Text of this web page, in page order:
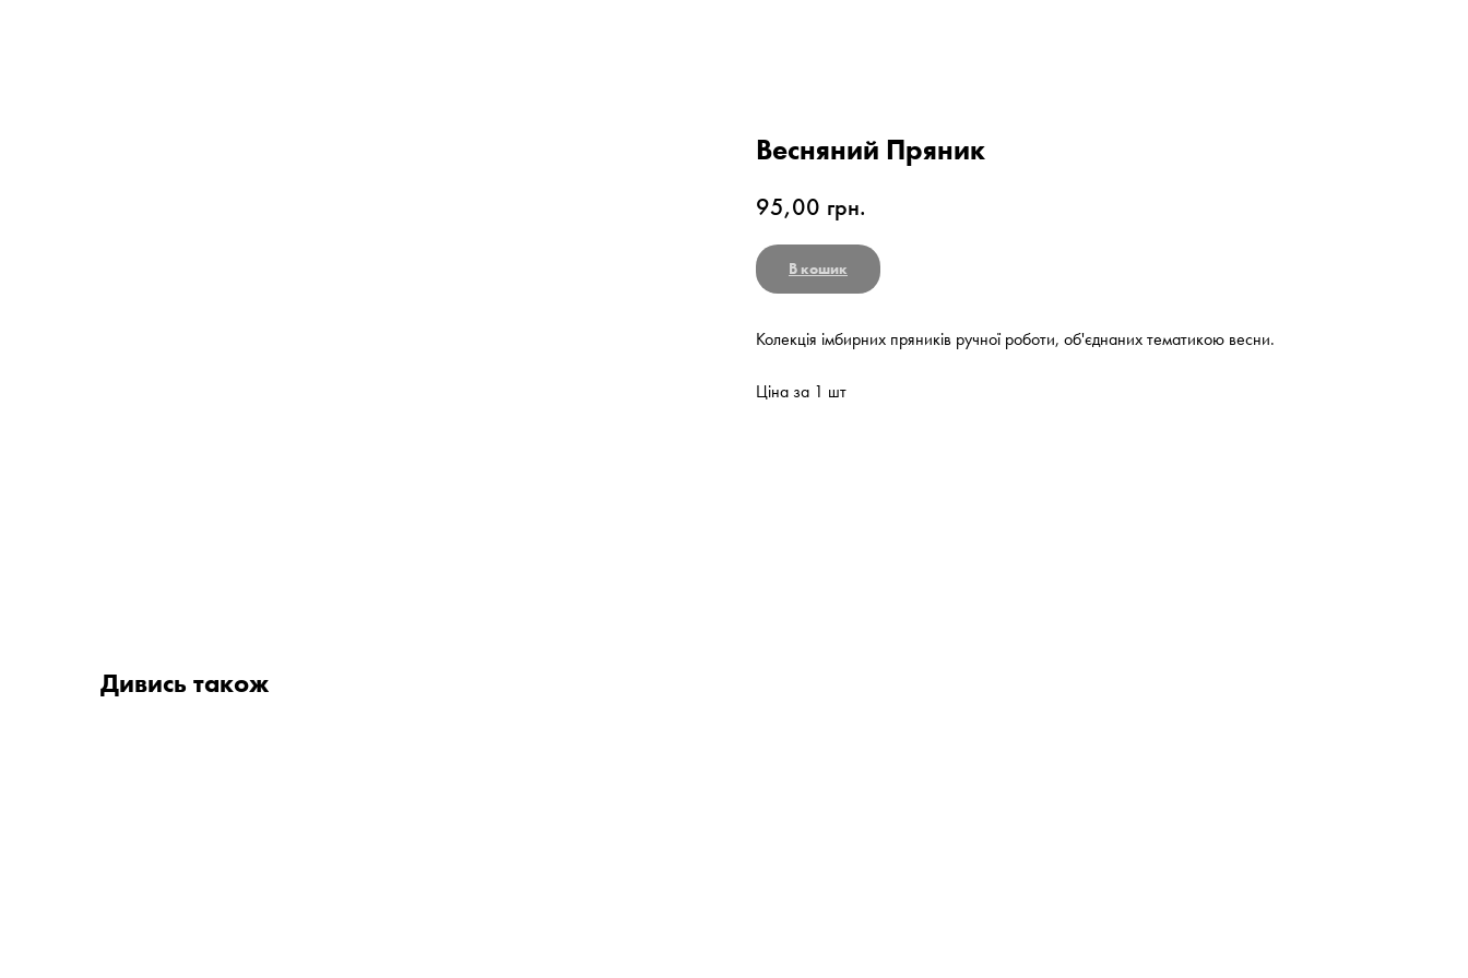
Весняний Пряник
95,00 грн.
В кошик
Колекція імбирних пряників ручної роботи, об'єднаних тематикою весни.
Ціна за 1 шт
Дивись також